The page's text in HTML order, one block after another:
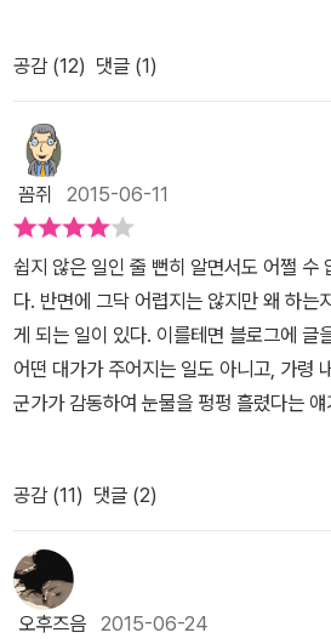
사람이 몇이나 되겠는가? 그렇게 작가 외
살 수 없고 그래서 작가는 일종의 명예직
다고 생각한다. 그래서 그의 글은 삶의 터
서부터 흘러 나온다. 비록 내가 원하는
리 많이 나오지는 않았지만, 그의 글에선
다의 그것이 느껴지기도 한다. 삶 그대로
는 것이다. 그래서 어느 부분에선 남도의
부분에선 다듬어지지 않는 야성의 해학이
분에선 같은 마을에 사는 누구의 사랑을
하고, 또 어떤 부분에선 같은 문인에 대한
한다. 적어도 한창훈 작가는 자신이 궁리
만 있다면 그도 꽤 성공한 작가겠다 싶다
인가? 내가 늘 작가들의 이런 글을 읽고자
는가를 알고 싶기도 하지만, 무엇이 작가
는가를 알고자 함도 있다. 예전엔 분노가
다. 마침 박혜영 교수가 한 잡지에 '요즘 (
보면 조울증이나 자폐증에 걸린 작가들은
눈에 대한 이야기가 있다. 다른 듯 같은
람을 좋아하며 자신의 이야기 보다는 상대
것을 더 좋아하며 상대와의 이야기 보다
것 같다는 생각이다. 그가 글을 쓰는 이유
만난 사람들에게 감사하는 마음을 전하는
없다고 스스로 생각하는 사람들에게 즐거
홍합 아주머니들처럼 그렇게 우리 주변에
말이다. 목수가 십수 년 동안의 망치질 총량을 어느 날 문득 헤아려
보고는 몸서리를 치는 행위와 소설쓰기는
기억이 고스란히 남아 있다. 그러변서 다
을 쓴다. - Page 105
때는 저린 팔을 주무르는 마음이 된다. 당
가장 그리운가고 몽골에서 유학온 학생에
무너무 지겨웠던 그게 가장 그리운 거란
사흘 그 바람만 맞다 돌아오고 싶다고 말
9) 그 고독하고 사나운 파도 소리로 가득
진 기행의 무진처럼, 안개로 가득했던 시
그는 이해한다. 한창훈의 문학 수업 이야
의 '여승'을 맞닥뜨리고 깨닫는다. 내가 선
교가 아니라 삶을 궁리하는 방법이었다.'예
찾아 읽어보고하늘의 뜻과 맞닿아 있는 작
연 고민 좀 해봐.'(164) 결국 김수영의 말
때는 애정이 지나치다 못해 철철 넘친다.
이 칭하기를풀잎 같고 이슬 같고 바람 같
같고 나비 같고 눈물방울 같은 사람이라
넘도록 홀로 스님처럼 지내며 시와 음악과
로 두고 살고 있습니다.삶은 정갈하고 성
고 버릇은 단순하고눈매는 깊고 손속은 성
에 그 질문에 대한 대답은 자연스럽게 떠
없기 때문에 쓴다!정말로 그 주변에 있었
을 쓴 것 같습니다. 아마 이 분을 만나게
분에 대해 잘 알기때문에 반가운 느낌이
없이 술마시게 된 이유>에서 한창훈 님을
에 데려간 사람과 비슷하게 행동하게 될
글 위주로 읽었기 때문에, 책을 읽으면서
하면 웃게는 경험이 정말 오랜만인데 책의
알 수 없는 한 사람에 대하여>를 보며 후
지고 말았습니다. 한창훈 작가와 닮은 꼴
에 대한 글도 재미있었습니다. 문인들의
한 듯한 느낌도 드는데, 유머스러운 글 속
으로 인생의 행복과 아픔을 표현하는 문
는 글을 보면 누군 왕년에 문학청년아니었
글이아 사람살아가는 냄새를 맡을 수 있고
할 수 있는 글이 몇몇 있는데 <닻 주었던
<제사로 협박하는 여인>, <귀신은 있을
공감 (12) 댓글 (1)
꼼쥐 2015-06-11
쉽지 않은 일인 줄 뻔히 알면서도 어쩔 수
다. 반면에 그닥 어렵지는 않지만 왜 하는
게 되는 일이 있다. 이를테면 블로그에 글
어떤 대가가 주어지는 일도 아니고, 가령
군가가 감동하여 눈물을 펑펑 흘렸다는
가 과연 인내심이 특출한 사람이었던가?
게 강한 인내심의 소유자가 아니다. '그렇
라고 누군가 묻는다면 나는 할 말이 없다.
을 기록하는 건 아니다. 읽었던 책의 좋았
오른 내 생각과 함께 기록하는 게 고작이
공감 (11) 댓글 (2)
오후즈음 2015-06-24